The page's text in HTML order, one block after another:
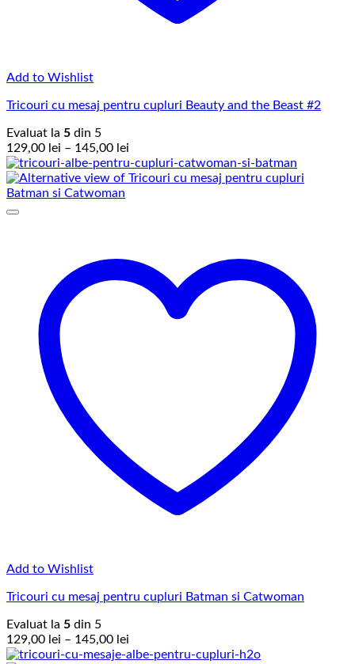
Add to Wishlist
Tricouri cu mesaj pentru cupluri Beauty and the Beast #2
Evaluat la 5 din 5
129,00 lei – 145,00 lei
de
prețuri:
Add to Wishlist
Tricouri cu mesaj pentru cupluri Batman si Catwoman
Evaluat la 5 din 5
129,00 lei – 145,00 lei
de